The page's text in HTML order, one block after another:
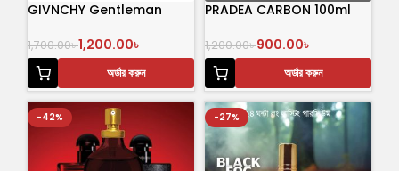
GIVNCHY Gentleman
1,700.00৳1,200.00৳
অর্ডার করুন
PRADEA CARBON 100ml
1,200.00৳900.00৳
অর্ডার করুন
-42% -27%